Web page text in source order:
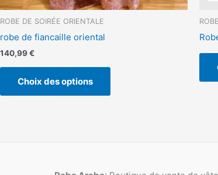
ROBE DE SOIRÉE ORIENTALE
robe de fiancaille oriental
140,99€
Choix des options